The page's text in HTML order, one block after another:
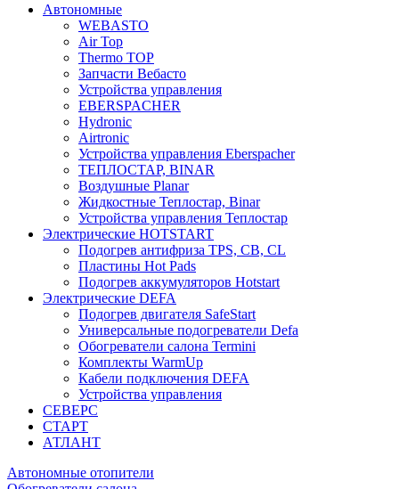
Автономные
WEBASTO
Air Top
Thermo TOP
Запчасти Вебасто
Устройства управления
EBERSPACHER
Hydronic
Airtronic
Устройства управления Eberspacher
ТЕПЛОСТАР, BINAR
Воздушные Planar
Жидкостные Теплостар, Binar
Устройства управления Теплостар
Электрические HOTSTART
Подогрев антифриза TPS, CB, CL
Пластины Hot Pads
Подогрев аккумуляторов Hotstart
Электрические DEFA
Подогрев двигателя SafeStart
Универсальные подогреватели Defa
Обогреватели салона Termini
Комплекты WarmUp
Кабели подключения DEFA
Устройства управления
СЕВЕРС
СТАРТ
АТЛАНТ
Автономные отопители